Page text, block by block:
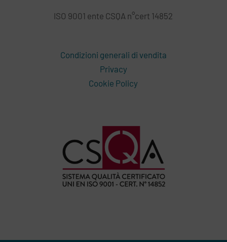
ISO 9001 ente CSQA n°cert 14852
Condizioni generali di vendita
Privacy
Cookie Policy